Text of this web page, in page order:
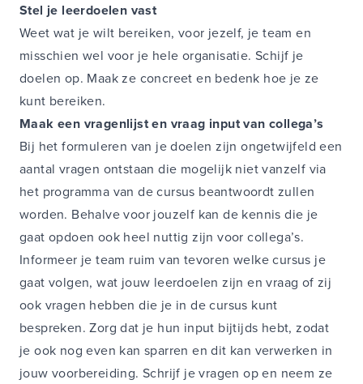
Stel je leerdoelen vast
Weet wat je wilt bereiken, voor jezelf, je team en
misschien wel voor je hele organisatie. Schijf je
doelen op. Maak ze concreet en bedenk hoe je ze
kunt bereiken.
Maak een vragenlijst en vraag input van collega’s
Bij het formuleren van je doelen zijn ongetwijfeld een
aantal vragen ontstaan die mogelijk niet vanzelf via
het programma van de cursus beantwoordt zullen
worden. Behalve voor jouzelf kan de kennis die je
gaat opdoen ook heel nuttig zijn voor collega’s.
Informeer je team ruim van tevoren welke cursus je
gaat volgen, wat jouw leerdoelen zijn en vraag of zij
ook vragen hebben die je in de cursus kunt
bespreken. Zorg dat je hun input bijtijds hebt, zodat
je ook nog even kan sparren en dit kan verwerken in
jouw voorbereiding. Schrijf je vragen op en neem ze